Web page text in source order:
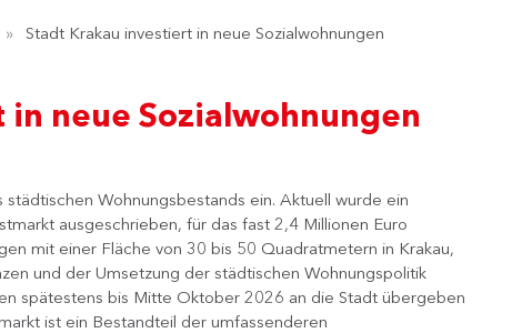
Stadt Krakau investiert in neue Sozialwohnungen
neue Sozialwohnungen
Wohnungsbestands ein. Aktuell wurde ein
ausgeschrieben, für das fast 2,4 Millionen Euro
mit einer Fläche von 30 bis 50 Quadratmetern in Krakau,
und der Umsetzung der städtischen Wohnungspolitik
spätestens bis Mitte Oktober 2026 an die Stadt übergeben
ist ein Bestandteil der umfassenderen